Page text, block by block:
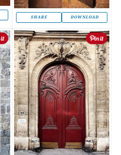
SHARE DOWNLOAD